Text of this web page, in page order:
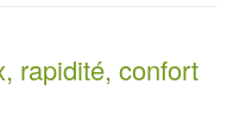
rapidité, confort